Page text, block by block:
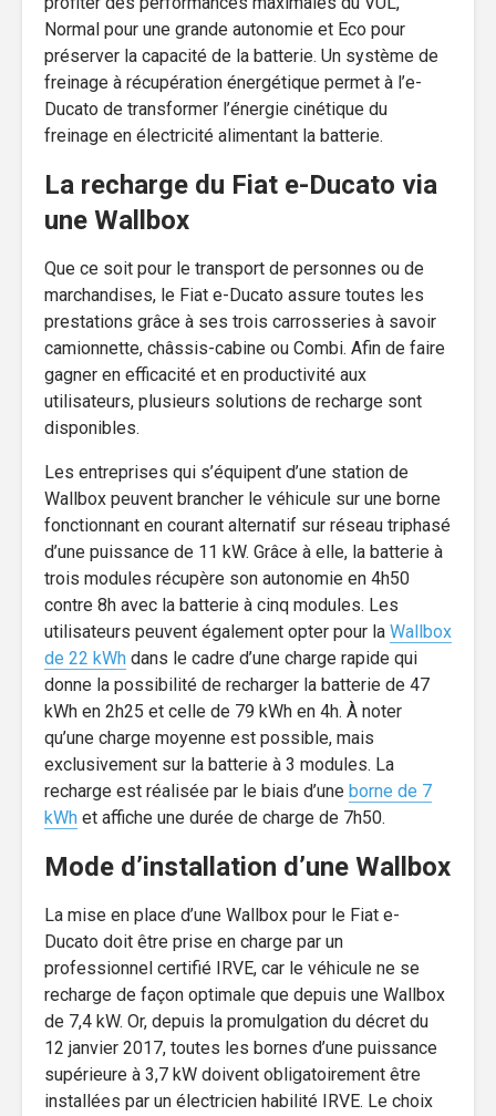
Normal pour une grande autonomie et Eco pour
préserver la capacité de la batterie. Un système de
freinage à récupération énergétique permet à l’e-
Ducato de transformer l’énergie cinétique du
freinage en électricité alimentant la batterie.
La recharge du Fiat e-Ducato via
une Wallbox
Que ce soit pour le transport de personnes ou de
marchandises, le Fiat e-Ducato assure toutes les
prestations grâce à ses trois carrosseries à savoir
camionnette, châssis-cabine ou Combi. Afin de faire
gagner en efficacité et en productivité aux
utilisateurs, plusieurs solutions de recharge sont
disponibles.
Les entreprises qui s’équipent d’une station de
Wallbox peuvent brancher le véhicule sur une borne
fonctionnant en courant alternatif sur réseau triphasé
d’une puissance de 11 kW. Grâce à elle, la batterie à
trois modules récupère son autonomie en 4h50
contre 8h avec la batterie à cinq modules. Les
utilisateurs peuvent également opter pour la Wallbox
de 22 kWh dans le cadre d’une charge rapide qui
donne la possibilité de recharger la batterie de 47
kWh en 2h25 et celle de 79 kWh en 4h. À noter
qu’une charge moyenne est possible, mais
exclusivement sur la batterie à 3 modules. La
recharge est réalisée par le biais d’une borne de 7
kWh et affiche une durée de charge de 7h50.
Mode d’installation d’une Wallbox
La mise en place d’une Wallbox pour le Fiat e-
Ducato doit être prise en charge par un
professionnel certifié IRVE, car le véhicule ne se
recharge de façon optimale que depuis une Wallbox
de 7,4 kW. Or, depuis la promulgation du décret du
12 janvier 2017, toutes les bornes d’une puissance
supérieure à 3,7 kW doivent obligatoirement être
installées par un électricien habilité IRVE. Le choix